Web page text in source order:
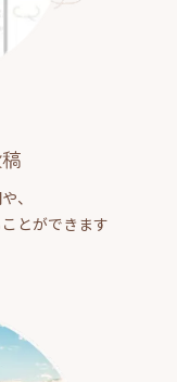
、
とができます